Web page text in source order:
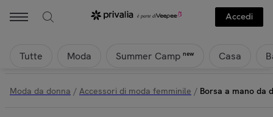
Accedi
Tutte Moda Summer Camp new Casa
Moda da donna / Accessori di moda femminile / Borsa a mano da